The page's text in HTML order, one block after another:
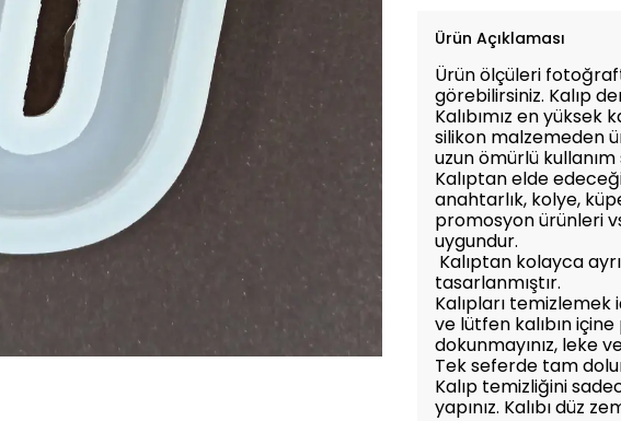
Ürün Açıklaması
Ürün ölçüleri
görebilirsiniz. Kalıp
Kalıbımız en yüksek
silikon malzemeden
uzun ömürlü
Kalıptan elde
anahtarlık, kolye,
promosyon ürünleri
uygundur.
Kalıptan kolayca
tasarlanmıştır.
Kalıpları temizlemek
ve lütfen kalıbın
dokunmayınız, leke
Tek seferde tam
Kalıp temizliğini
yapınız. Kalıbı düz